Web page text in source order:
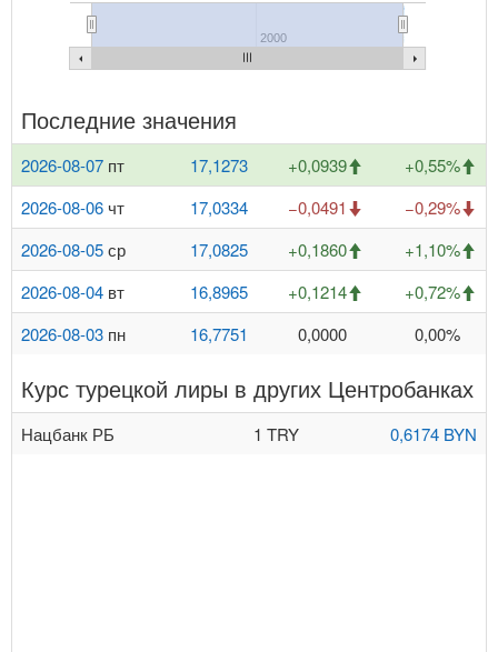
2000
Последние значения
2026-08-07 пт 17,1273 +0,0939
+0,55%
2026-08-06 чт 17,0334 −0,0491
−0,29%
2026-08-05ср 17,0825 +0,1860
+1,10%
2026-08-04 вт 16,8965 +0,1214
+0,72%
2026-08-03 пн 16,7751 0,0000 0,00%
Курс турецкой лиры в других Центробанках
Нацбанк РБ 1 TRY 0,6174 BYN